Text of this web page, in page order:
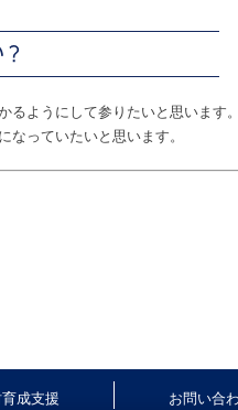
るようにして参りたいと思います
っていたいと思います。
成支援 お問い合